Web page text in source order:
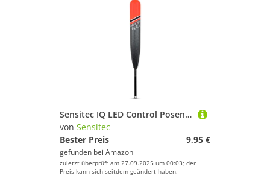
Sensitec IQ LED Control Posen - LED SENSITIV Laufpose von Sänger Farbwechsel bei Biss (5gr)
von Sensitec
Bester Preis
9,95 €
gefunden bei Amazon
zuletzt überprüft am 27.09.2025 um 00:03; der
Preis kann sich seitdem geändert haben.